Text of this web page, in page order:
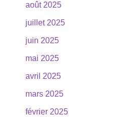
août 2025
juillet 2025
juin 2025
mai 2025
avril 2025
mars 2025
février 2025